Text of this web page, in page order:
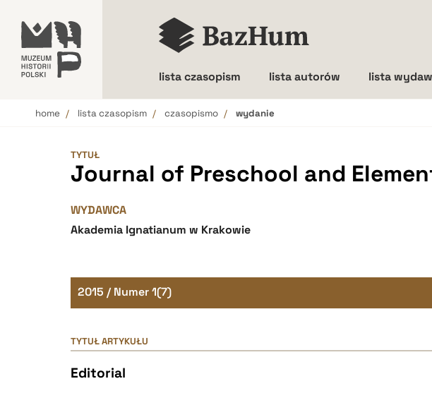
lista czasopism lista autorów lista
home lista czasopism czasopismo wydanie
TYTUŁ
Journal of Preschool and
WYDAWCA
Akademia Ignatianum w Krakowie
2015 / Numer 1(7)
TYTUŁ ARTYKUŁU
Editorial